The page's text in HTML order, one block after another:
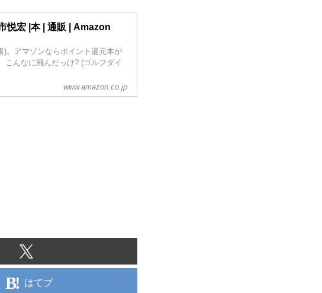
悦宏 |本 | 通販 | Amazon
。アマゾンならポイント還元本が
こんなに飛んだっけ? (ゴルフダイ
www.amazon.co.jp
はてブ